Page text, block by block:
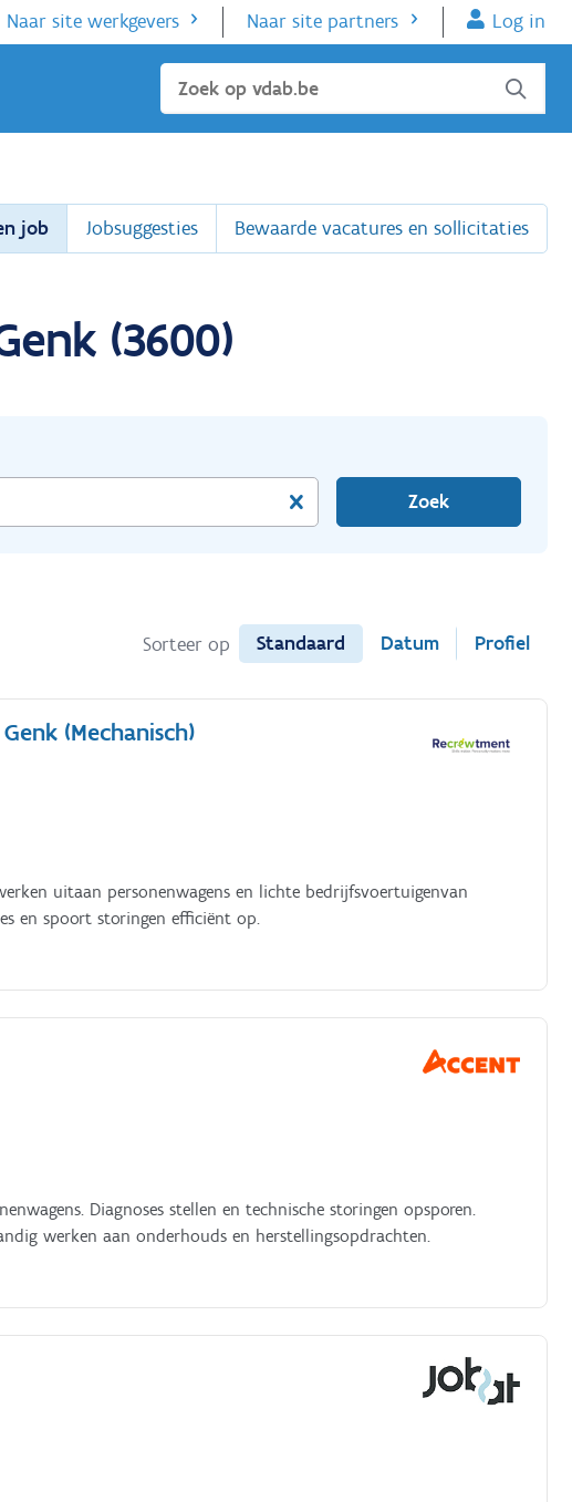
Naar site werkgevers Naar site partners Log in
Sluiten
job Jobsuggesties Bewaarde vacatures en sollicitaties
(3600)
Zoek
Sorteer op Standaard Datum Profiel
(Mechanisch)
uitaan personenwagens en lichte bedrijfsvoertuigenvan
en spoort storingen efficiënt op.
Diagnoses stellen en technische storingen opsporen.
werken aan onderhouds en herstellingsopdrachten.